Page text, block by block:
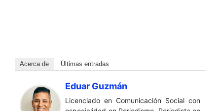
Acerca de Últimas entradas
Eduar Guzmán
Licenciado en Comunicación Social con